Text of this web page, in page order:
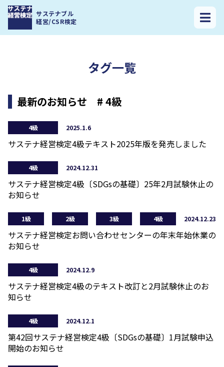
サステナブル
経営/CSR検定
サステナ経営検定トップ
タグ一覧
最新のお知らせ # 4級
4級 2025.1.6
サステナ経営検定4級テキスト2025年版を発売しました
4級 2024.12.31
サステナ経営検定4級〔SDGsの基礎〕25年2月試験休止の
お知らせ
1級 2級 3級 4級 2024.12.23
サステナ経営検定お問い合わせセンターの年末年始休業の
お知らせ
4級 2024.12.9
サステナ経営検定4級のテキスト改訂と2月試験休止のお
知らせ
4級 2024.12.1
第42回サステナ経営検定4級〔SDGsの基礎〕1月試験申込
開始のお知らせ